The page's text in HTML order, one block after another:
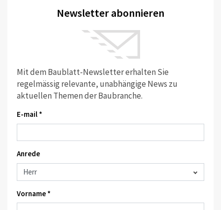
Newsletter abonnieren
Mit dem Baublatt-Newsletter erhalten Sie
regelmässig relevante, unabhängige News zu
aktuellen Themen der Baubranche.
E-mail *
Anrede
Vorname *